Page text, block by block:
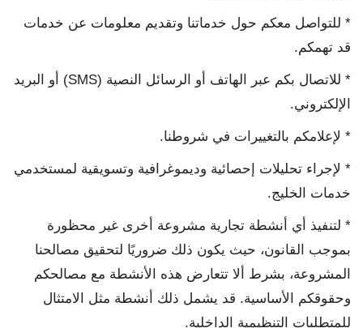
* للتواصل معكم حول خدماتنا وتقديم معلومات عن خدمات
قد تهمكم.
* للاتصال بكم عبر الهاتف أو الرسائل النصية (SMS) أو البريد
الإلكتروني.
* لإعلامكم بالتغييرات في شروطنا.
* لإجراء تحليلات إحصائية وديموغرافية وتسويقية لمستخدمي
خدمات الخليج.
* لتنفيذ أي أنشطة تجارية مشروعة أخرى غير محظورة
بموجب القانون، حيث يكون ذلك ضروريًا لتحقيق مصالحنا
المشروعة، بشرط ألا تتعارض هذه الأنشطة مع مصالحكم
وحقوقكم الأساسية. قد يشمل ذلك أنشطة مثل الامتثال
للمتطلبات التنظيمية الداخلية.